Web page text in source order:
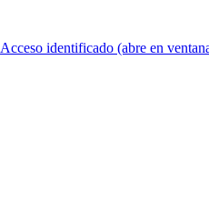
Acceso identificado (abre en